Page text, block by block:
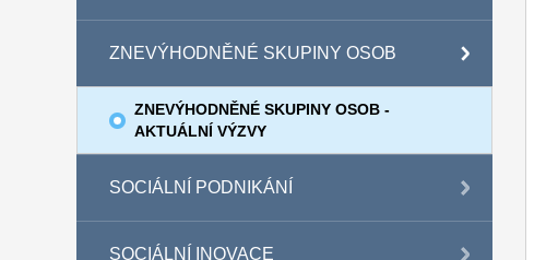
ZNEVÝHODNĚNÉ SKUPINY OSOB
ZNEVÝHODNĚNÉ SKUPINY OSOB -
AKTUÁLNÍ VÝZVY
SOCIÁLNÍ PODNIKÁNÍ
SOCIÁLNÍ INOVACE